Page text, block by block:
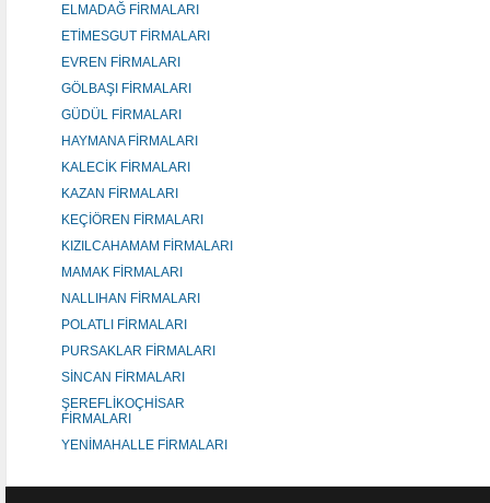
ELMADAĞ FİRMALARI
ETİMESGUT FİRMALARI
EVREN FİRMALARI
GÖLBAŞI FİRMALARI
GÜDÜL FİRMALARI
HAYMANA FİRMALARI
KALECİK FİRMALARI
KAZAN FİRMALARI
KEÇİÖREN FİRMALARI
KIZILCAHAMAM FİRMALARI
MAMAK FİRMALARI
NALLIHAN FİRMALARI
POLATLI FİRMALARI
PURSAKLAR FİRMALARI
SİNCAN FİRMALARI
ŞEREFLİKOÇHİSAR
FİRMALARI
YENİMAHALLE FİRMALARI